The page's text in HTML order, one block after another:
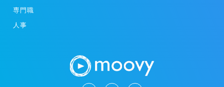
専門職
人事